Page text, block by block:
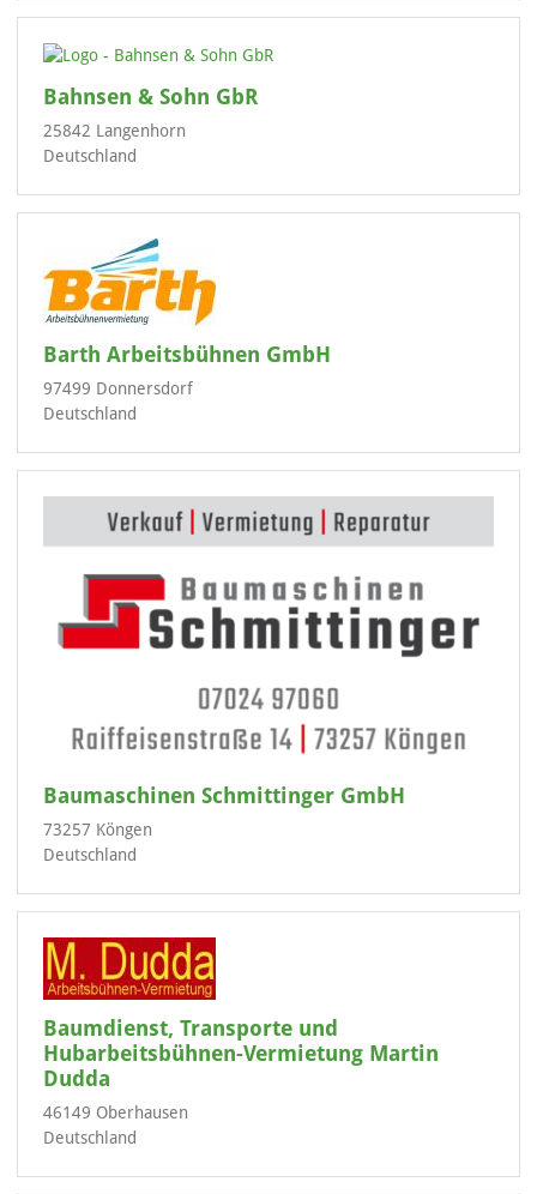
Bahnsen & Sohn GbR
25842 Langenhorn
Deutschland
Barth Arbeitsbühnen GmbH
97499 Donnersdorf
Deutschland
Baumaschinen Schmittinger GmbH
73257 Köngen
Deutschland
Baumdienst, Transporte und
Hubarbeitsbühnen-Vermietung Martin
Dudda
46149 Oberhausen
Deutschland